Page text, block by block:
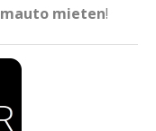
mieten!